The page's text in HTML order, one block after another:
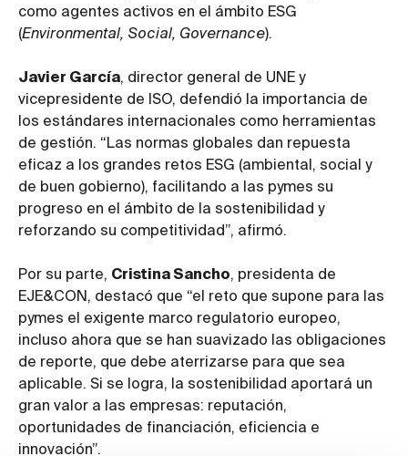
como agentes activos en el ámbito ESG
(Environmental, Social, Governance).
Javier García, director general de UNE y
vicepresidente de ISO, defendió la importancia de
los estándares internacionales como herramientas
de gestión. “Las normas globales dan repuesta
eficaz a los grandes retos ESG (ambiental, social y
de buen gobierno), facilitando a las pymes su
progreso en el ámbito de la sostenibilidad y
reforzando su competitividad”, afirmó.
Por su parte, Cristina Sancho, presidenta de
EJE&CON, destacó que “el reto que supone para las
pymes el exigente marco regulatorio europeo,
incluso ahora que se han suavizado las obligaciones
de reporte, que debe aterrizarse para que sea
aplicable. Si se logra, la sostenibilidad aportará un
gran valor a las empresas: reputación,
oportunidades de financiación, eficiencia e
innovación”.